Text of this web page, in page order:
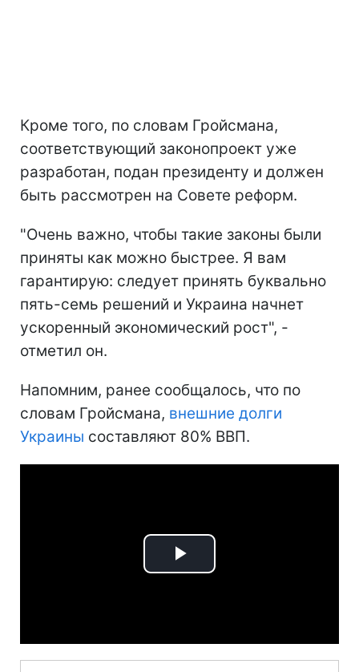
Кроме того, по словам Гройсмана,
соответствующий законопроект уже
разработан, подан президенту и должен
быть рассмотрен на Совете реформ.
"Очень важно, чтобы такие законы были
приняты как можно быстрее. Я вам
гарантирую: следует принять буквально
пять-семь решений и Украина начнет
ускоренный экономический рост", -
отметил он.
Напомним, ранее сообщалось, что по
словам Гройсмана, внешние долги
Украины составляют 80% ВВП.
Play